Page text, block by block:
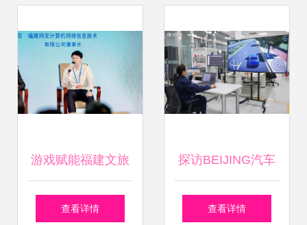
目正式获批立项
游戏赋能福建文旅
专项计划启动，网
查看详情
探访BEIJING汽车
新能源试验中心 技
查看详情